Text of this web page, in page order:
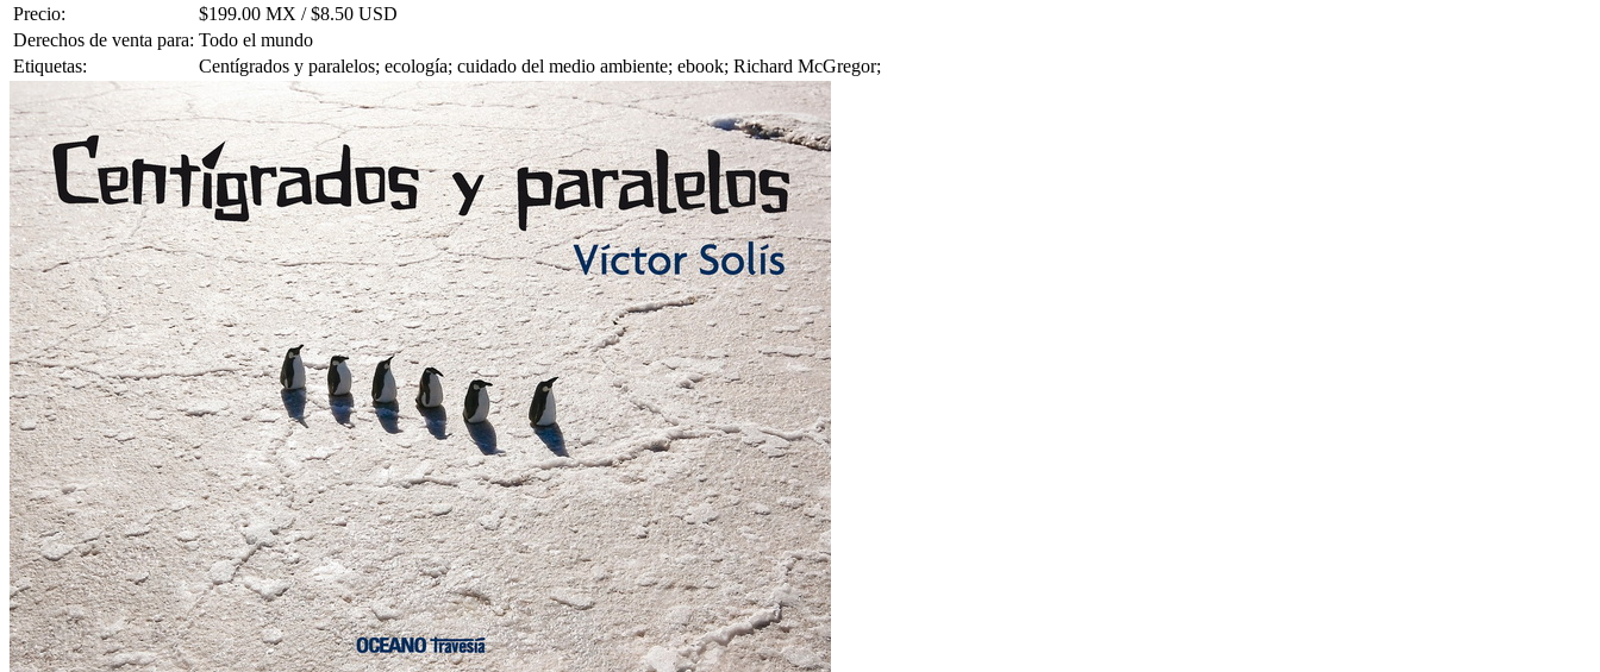
Precio:
$199.00 MX / $8.50 USD
Derechos de venta para: Todo el mundo
Etiquetas:
Centígrados y paralelos; ecología; cuidado del medio ambiente; ebook; Richard McGregor;